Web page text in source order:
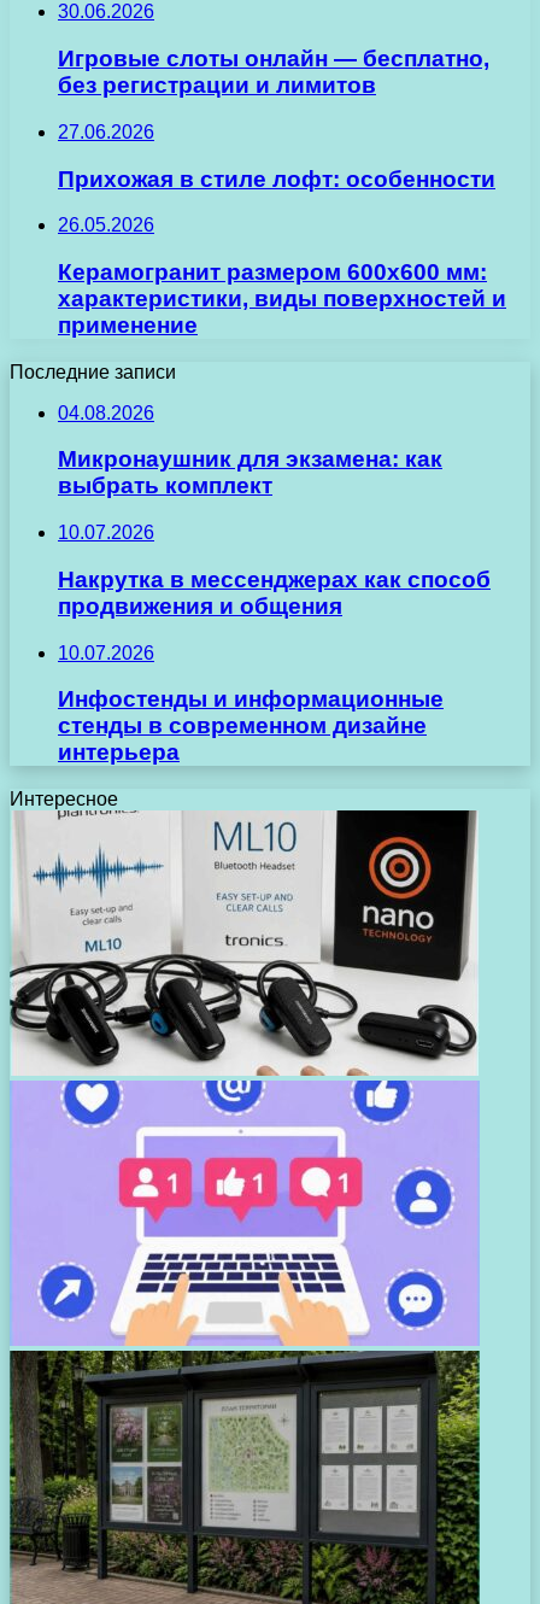
30.06.2026
Игровые слоты онлайн — бесплатно,
без регистрации и лимитов
27.06.2026
Прихожая в стиле лофт: особенности
26.05.2026
Керамогранит размером 600х600 мм:
характеристики, виды поверхностей и
применение
Последние записи
04.08.2026
Микронаушник для экзамена: как
выбрать комплект
10.07.2026
Накрутка в мессенджерах как способ
продвижения и общения
10.07.2026
Инфостенды и информационные
стенды в современном дизайне
интерьера
Интересное